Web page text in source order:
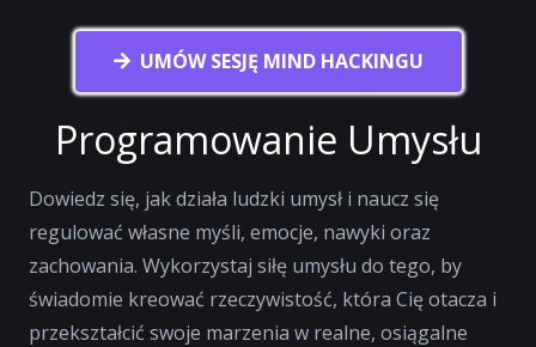
UMÓW SESJĘ MIND HACKINGU
Programowanie Umysłu
Dowiedz się, jak działa ludzki umysł i naucz się
regulować własne myśli, emocje, nawyki oraz
zachowania. Wykorzystaj siłę umysłu do tego, by
świadomie kreować rzeczywistość, która Cię otacza i
przekształcić swoje marzenia w realne, osiągalne